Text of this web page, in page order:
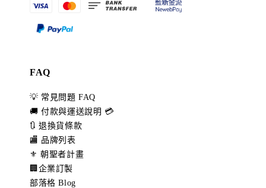
FAQ
💡 常見問題 FAQ
🚚 付款與運送說明 💳
🔃 退換貨條款
🏬 品牌列表
⚜️ 朝聖者計畫
🏢企業訂製
部落格 Blog